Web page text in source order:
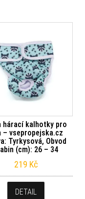
hárací kalhotky pro
– vsepropejska.cz
Tyrkysová, Obvod
(cm): 26 – 34
219 Kč
DETAIL